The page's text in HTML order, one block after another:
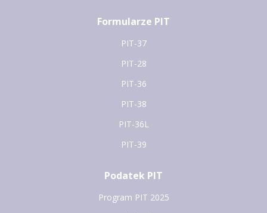
Formularze PIT
PIT-37
PIT-28
PIT-36
PIT-38
PIT-36L
PIT-39
Podatek PIT
Program PIT 2025